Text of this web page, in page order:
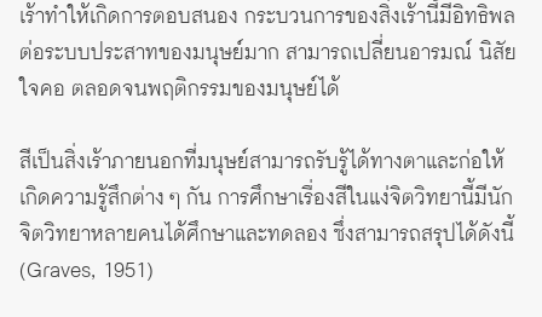
เร้าทำให้เกิดการตอบสนอง กระบวนการของสิ่งเร้านี้มีอิทธิพล
ต่อระบบประสาทของมนุษย์มาก สามารถเปลี่ยนอารมณ์ นิสัย
ใจคอ ตลอดจนพฤติกรรมของมนุษย์ได้
สีเป็นสิ่งเร้าภายนอกที่มนุษย์สามารถรับรู้ได้ทางตาและก่อให้
เกิดความรู้สึกต่าง ๆ กัน การศึกษาเรื่องสีในแง่จิตวิทยานี้มีนัก
จิตวิทยาหลายคนได้ศึกษาและทดลอง ซึ่งสามารถสรุปได้ดังนี้
(Graves, 1951)